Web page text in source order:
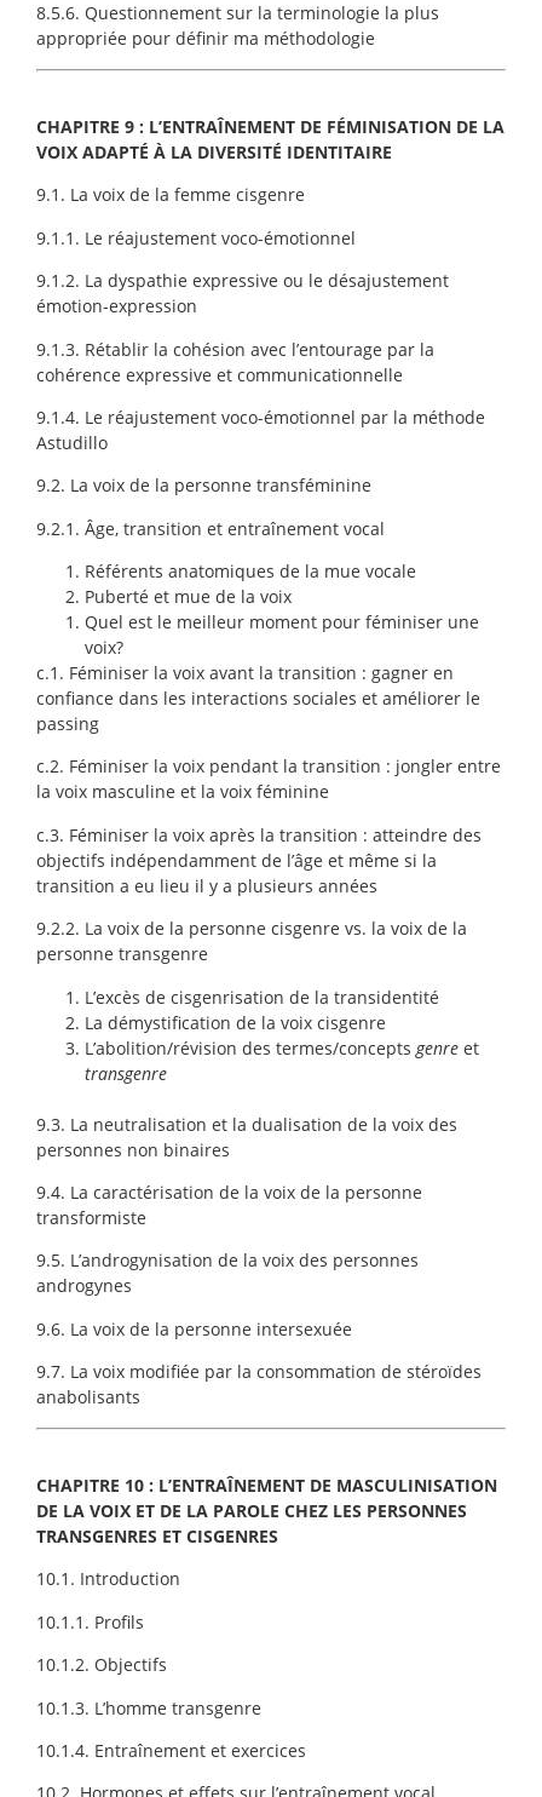
8.5.6. Questionnement sur la terminologie la plus
appropriée pour définir ma méthodologie
CHAPITRE 9 : L’ENTRAÎNEMENT DE FÉMINISATION DE LA
VOIX ADAPTÉ À LA DIVERSITÉ IDENTITAIRE
9.1. La voix de la femme cisgenre
9.1.1. Le réajustement voco-émotionnel
9.1.2. La dyspathie expressive ou le désajustement
émotion-expression
9.1.3. Rétablir la cohésion avec l’entourage par la
cohérence expressive et communicationnelle
9.1.4. Le réajustement voco-émotionnel par la méthode
Astudillo
9.2. La voix de la personne transféminine
9.2.1. Âge, transition et entraînement vocal
Référents anatomiques de la mue vocale
Puberté et mue de la voix
Quel est le meilleur moment pour féminiser une
voix?
c.1. Féminiser la voix avant la transition : gagner en
confiance dans les interactions sociales et améliorer le
passing
c.2. Féminiser la voix pendant la transition : jongler entre
la voix masculine et la voix féminine
c.3. Féminiser la voix après la transition : atteindre des
objectifs indépendamment de l’âge et même si la
transition a eu lieu il y a plusieurs années
9.2.2. La voix de la personne cisgenre vs. la voix de la
personne transgenre
L’excès de cisgenrisation de la transidentité
La démystification de la voix cisgenre
L’abolition/révision des termes/concepts genre et
transgenre
9.3. La neutralisation et la dualisation de la voix des
personnes non binaires
9.4. La caractérisation de la voix de la personne
transformiste
9.5. L’androgynisation de la voix des personnes
androgynes
9.6. La voix de la personne intersexuée
9.7. La voix modifiée par la consommation de stéroïdes
anabolisants
CHAPITRE 10 : L’ENTRAÎNEMENT DE MASCULINISATION
DE LA VOIX ET DE LA PAROLE CHEZ LES PERSONNES
TRANSGENRES ET CISGENRES
10.1. Introduction
10.1.1. Profils
10.1.2. Objectifs
10.1.3. L’homme transgenre
10.1.4. Entraînement et exercices